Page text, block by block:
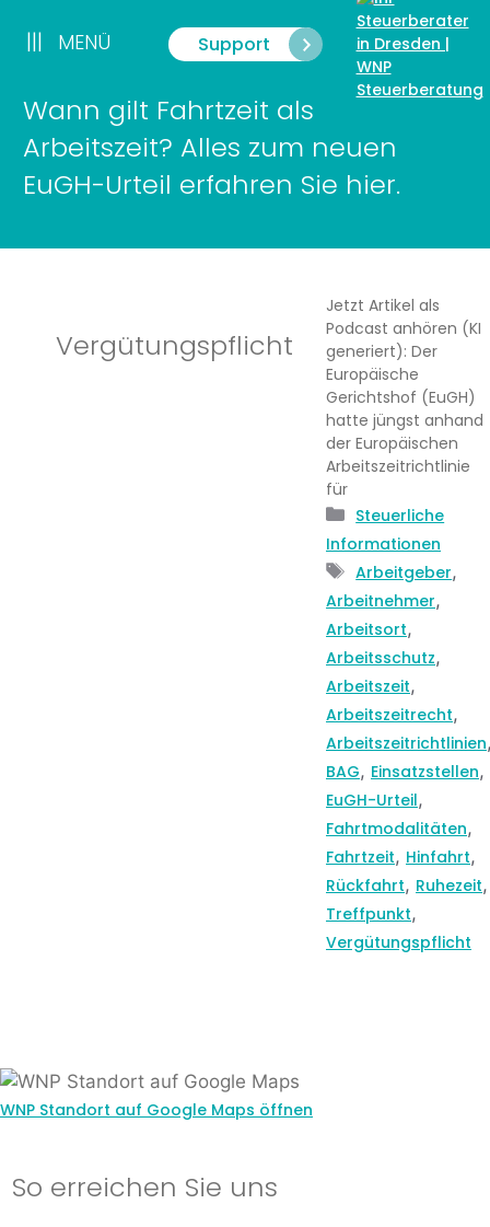
Inhalt
springen
Support
||| MENÜ
Wann gilt Fahrtzeit als
Arbeitszeit? Alles zum neuen
EuGH-Urteil erfahren Sie hier.
Vergütungspflicht
Jetzt Artikel als
Podcast anhören (KI
generiert): Der
Europäische
Gerichtshof (EuGH)
hatte jüngst anhand
der Europäischen
Arbeitszeitrichtlinie
für
Kategorien
Steuerliche
Informationen
Schlagwörter
Arbeitgeber,
Arbeitnehmer,
Arbeitsort,
Arbeitsschutz,
Arbeitszeit,
Arbeitszeitrecht,
Arbeitszeitrichtlinien
BAG, Einsatzstellen,
EuGH-Urteil,
Fahrtmodalitäten,
Fahrtzeit, Hinfahrt,
Rückfahrt, Ruhezeit,
Treffpunkt,
Vergütungspflicht
WNP Standort auf Google Maps öffnen
So erreichen Sie uns